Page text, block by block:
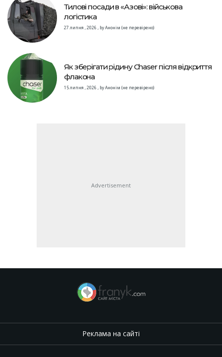
Тилові посади в «Азові»: військова
логістика
27 липня , 2026 , byАнонім (не перевірено)
Як зберігати рідину Chaser після відкриття
флакона
15 липня , 2026 , byАнонім (не перевірено)
Advertisement
Реклама на сайті